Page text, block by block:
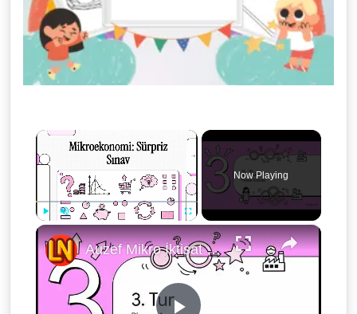
×
Play Unmute Fullscreen
Now Playing
×
Auzef Mikro İktisat 2025-2026 Final Soruları